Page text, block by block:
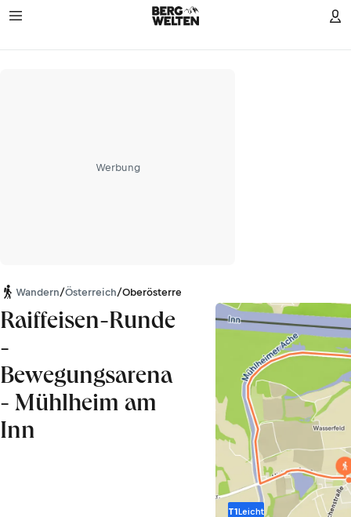
Werbung
Wandern/Österreich/Oberösterreich
Raiffeisen-Runde
-
Bewegungsarena
- Mühlheim am
Inn
T1Leicht